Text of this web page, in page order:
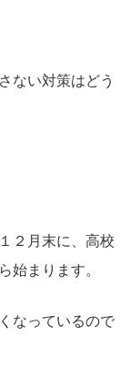
ない対策はどう
２月末に、高校
始まります。
なっているので